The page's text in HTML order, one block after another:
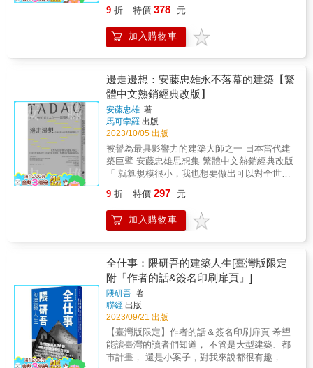
文推薦 ◎ 美國獨立書商協會Book Sense年度
最佳書籍提名 ◎ 美國圖書館協會年度最佳書籍
位於佛羅倫斯的百花聖母大教堂是世界五大
氣勢磅礡的圓頂是世界最大的磚造穹頂建築，
而且由於建造時僅給予各工匠所需的施工圖，
完整設計圖始終保密，其建成的全部工法一直
無人知曉。 百年難題與脫穎而出的建築天才
西元1296年，擁有堅強經濟實力的佛羅倫斯決
定要興建一座屬於自己的大教堂。為了讓教堂
的規模無人能及，人民公投加上了直徑43公尺
的磚造圓頂，落成後將會是世界上最大、最高
的圓頂建築。然而直至1418年，卻因為設計圖
中的巨大圓頂頻頻坍塌，令動工一百多年的大
解決之道。出人意料地，脫穎而出的作品並非
出自石匠或木匠之手，而是一位沒有受過建築
訓練的金匠暨鐘錶匠布魯內列斯基。 大膽的創
列斯基提出前所未見的非正統建築方法，他摒
棄了中央支撐的建造方式，以八角型為底座，
設計了建造時能自我支撐的拱形結構。除此之
外他也規畫了砌放磚石的排列方式、建造創意
獨具的吊車和起重機，也悉心安排工人平台和
路線。隨著圓頂的逐漸完工，不但破除了百年
來「圓頂勢必倒塌」的迷思，也讓反對者啞口
無言。百花聖母大教堂的圓頂不只仍是世界最
9 折 特價 378 元
加入購物車
邊走邊想：安藤忠雄永不落幕的建築【繁
體中文熱銷經典改版】
安藤忠雄 著
馬可孛羅 出版
2023/10/05 出版
被譽為最具影響力的建築大師之一 日本當代建
築巨擘 安藤忠雄思想集 繁體中文熱銷經典改版
「 就算規模很小，我也想要做出可以對全世界
點。 & 齊聲推薦 都市偵探、實踐大學建築學系
副教授 | 李清志 建築評論家、小說家 | 阮慶岳
亞洲大學講座教授 | 劉育東 建築觀察寫作者、
仰， 第一次看到帕德嫩神廟的震撼， 建築當
前，他是一名虔誠的信徒； 人生當下，他熱愛
整個世界和生命。 旅行，造就了一個建築家；
夢想，扭轉了一個人的命運。 從一個高中畢
業，沒有念過大學，沒有受過專業訓練的人，
如何成為世界知名的建築師？如何拿到一座又
一座的獎項？實踐夢想的精力來源究竟是什
麼？ 我們往往觀視成功者只看到光輝亮麗的一
面，而忘了他們背後無止盡的付出與努力。在
9 折 特價 297 元
加入購物車
全仕事：隈研吾的建築人生[臺灣版限定
附「作者的話&簽名印刷扉頁」]
隈研吾 著
聯經 出版
2023/09/21 出版
【臺灣版限定】作者的話＆簽名印刷扉頁 希望
能讓臺灣的讀者們知道， 不管是大型建築、都
市計畫， 還是小案子，對我來說都很有趣， 都